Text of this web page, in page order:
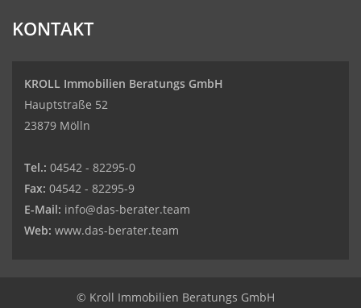
KONTAKT
KROLL Immobilien Beratungs GmbH
Hauptstraße 52
23879 Mölln
Tel.: 04542 - 82295-0
Fax: 04542 - 82295-9
E-Mail: info@das-berater.team
Web: www.das-berater.team
© Kroll Immobilien Beratungs GmbH